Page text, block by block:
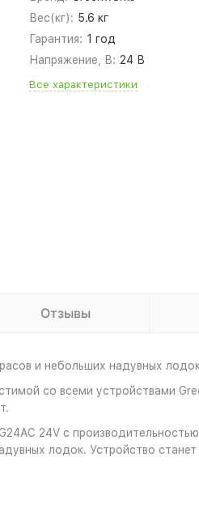
Вес(кг): 5.6 кг
Гарантия: 1 год
Напряжение, В: 24 В
Все характеристики
Отзывы
и небольших надувных
со всеми устройствами
24V с
лодок. Устройство